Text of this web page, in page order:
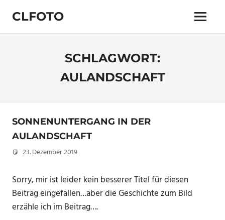
Inhalt
springen
CLFOTO
Fotograf
Menü
SCHLAGWORT:
AULANDSCHAFT
SONNENUNTERGANG IN DER
AULANDSCHAFT
23. Dezember 2019
Sorry, mir ist leider kein besserer Titel für diesen
Beitrag eingefallen…aber die Geschichte zum Bild
erzähle ich im Beitrag….